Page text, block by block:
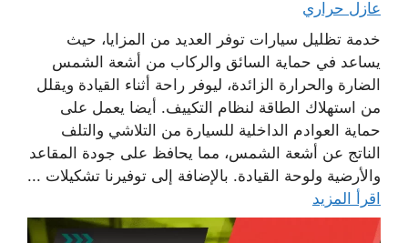
عازل حراري
خدمة تظليل سيارات توفر العديد من المزايا، حيث
يساعد في حماية السائق والركاب من أشعة الشمس
الضارة والحرارة الزائدة، ليوفر راحة أثناء القيادة ويقلل
من استهلاك الطاقة لنظام التكييف. أيضا يعمل على
حماية العوادم الداخلية للسيارة من التلاشي والتلف
الناتج عن أشعة الشمس، مما يحافظ على جودة المقاعد
والأرضية ولوحة القيادة. بالإضافة إلى توفيرنا تشكيلات ...
اقرأ المزيد